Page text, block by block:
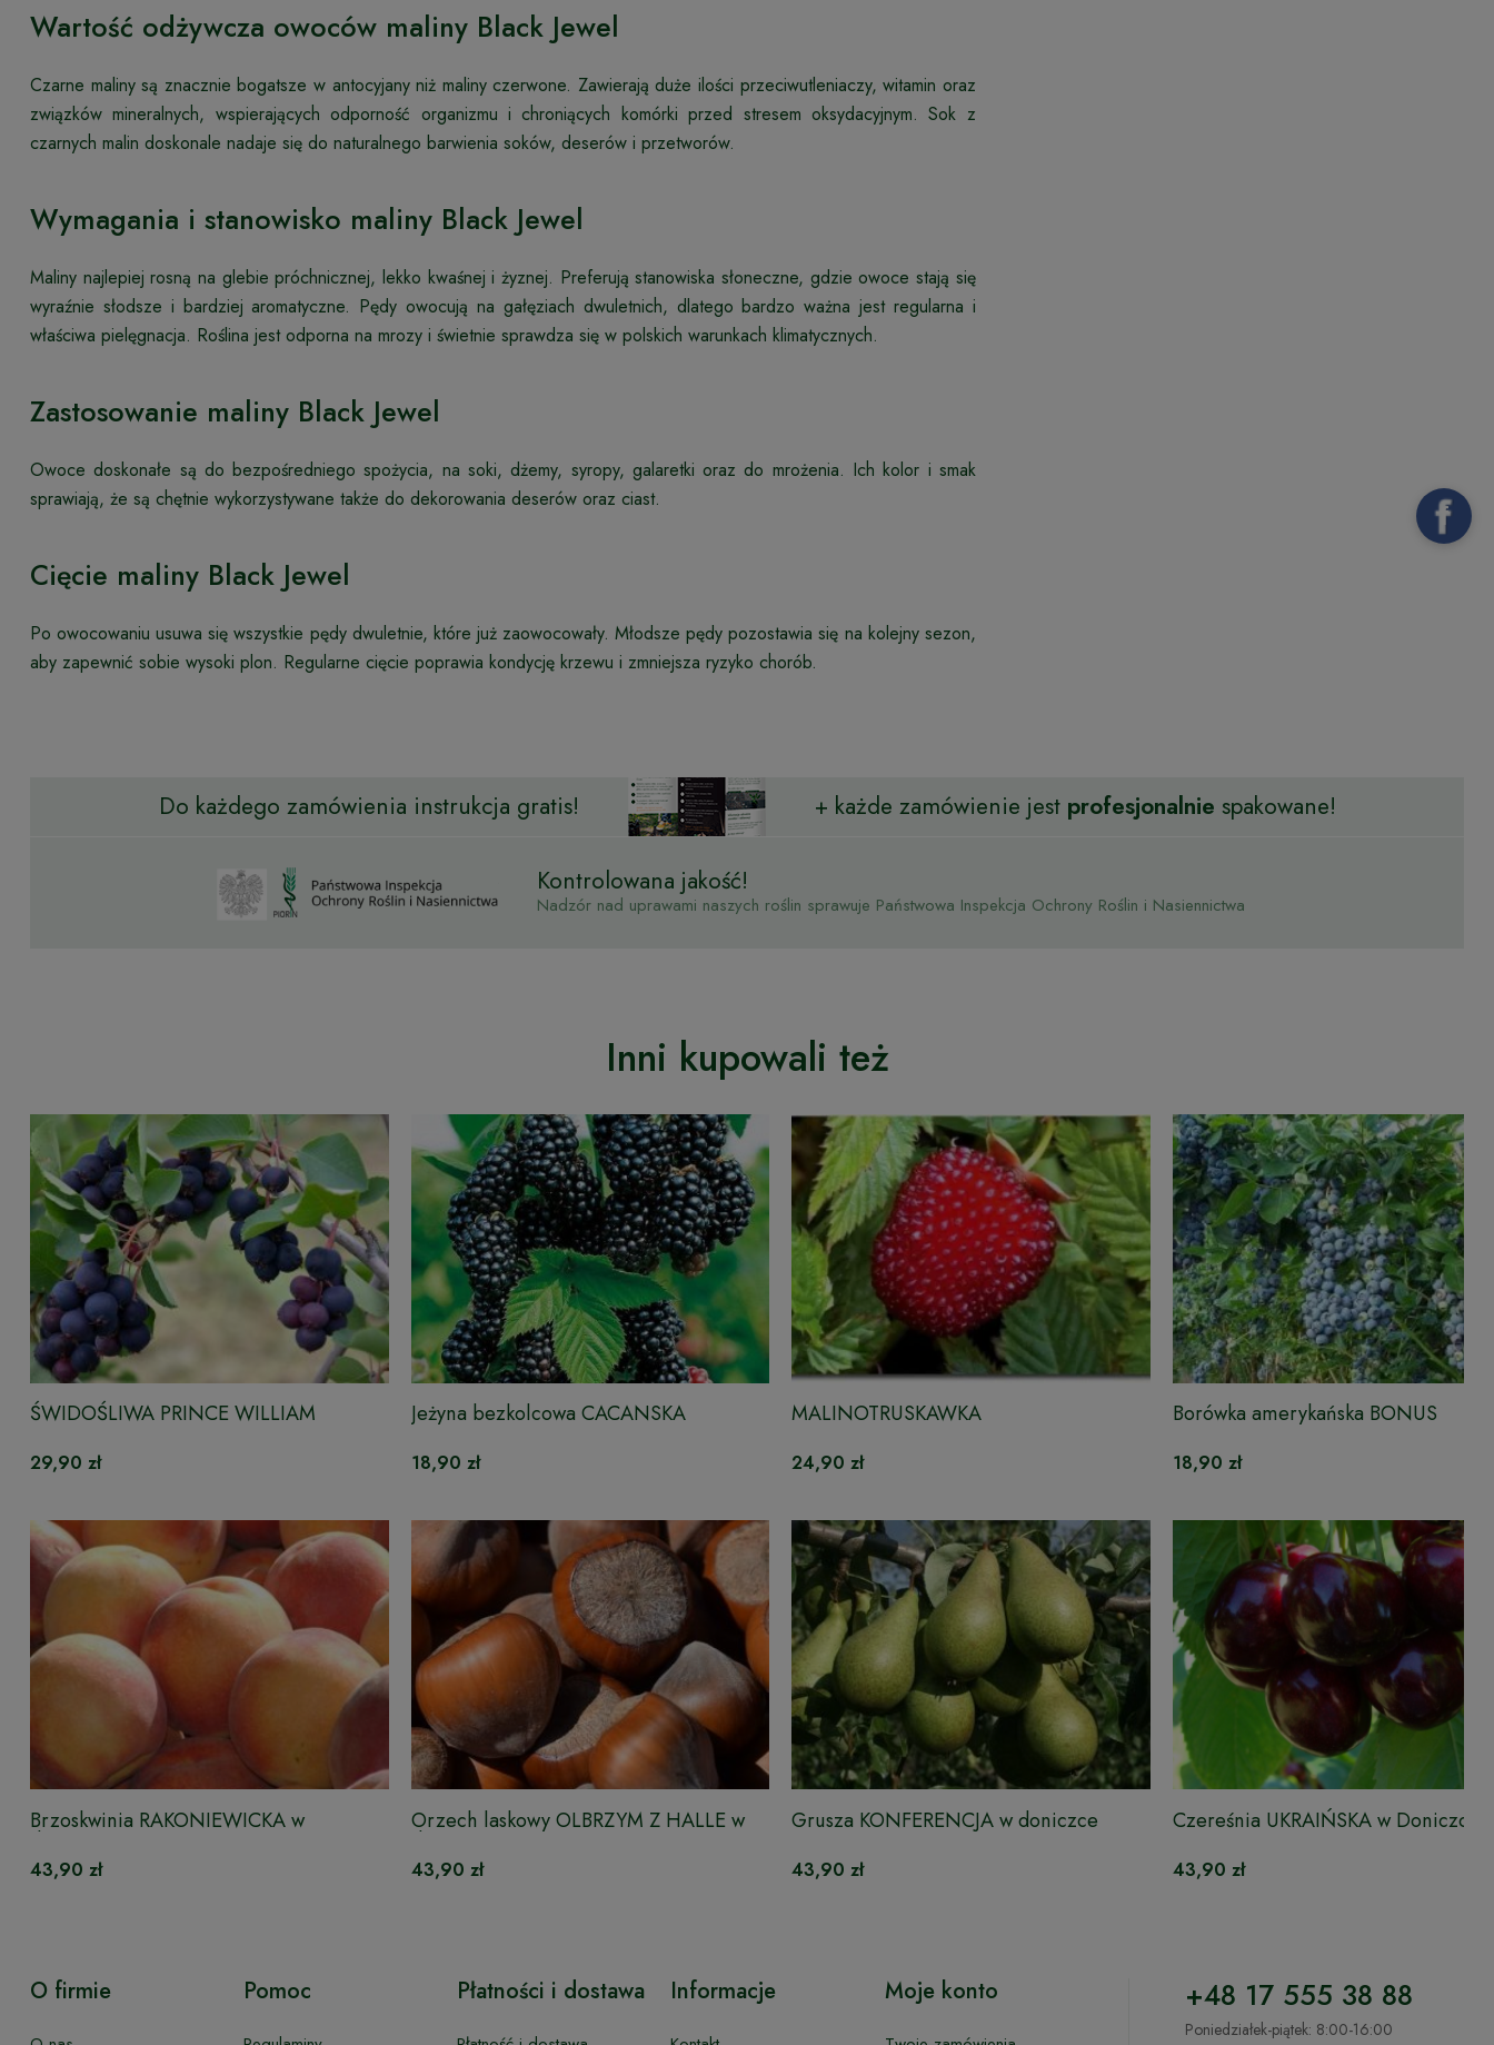
Wartość odżywcza owoców maliny Black Jewel
Czarne maliny są znacznie bogatsze w antocyjany niż maliny czerwone. Zawierają duże ilości przeciwutleniaczy, witamin oraz
związków mineralnych, wspierających odporność organizmu i chroniących komórki przed stresem oksydacyjnym. Sok z
czarnych malin doskonale nadaje się do naturalnego barwienia soków, deserów i przetworów.
Wymagania i stanowisko maliny Black Jewel
Maliny najlepiej rosną na glebie próchnicznej, lekko kwaśnej i żyznej. Preferują stanowiska słoneczne, gdzie owoce stają się
wyraźnie słodsze i bardziej aromatyczne. Pędy owocują na gałęziach dwuletnich, dlatego bardzo ważna jest regularna i
właściwa pielęgnacja. Roślina jest odporna na mrozy i świetnie sprawdza się w polskich warunkach klimatycznych.
Zastosowanie maliny Black Jewel
Owoce doskonałe są do bezpośredniego spożycia, na soki, dżemy, syropy, galaretki oraz do mrożenia. Ich kolor i smak
sprawiają, że są chętnie wykorzystywane także do dekorowania deserów oraz ciast.
Cięcie maliny Black Jewel
Po owocowaniu usuwa się wszystkie pędy dwuletnie, które już zaowocowały. Młodsze pędy pozostawia się na kolejny sezon,
aby zapewnić sobie wysoki plon. Regularne cięcie poprawia kondycję krzewu i zmniejsza ryzyko chorób.
Do każdego zamówienia instrukcja gratis! + każde zamówienie jest profesjonalnie spakowane!
Kontrolowana jakość!
Nadzór nad uprawami naszych roślin sprawuje Państwowa Inspekcja Ochrony Roślin i Nasiennictwa
Inni kupowali też
ŚWIDOŚLIWA PRINCE WILLIAM
29,90 zł
Jeżyna bezkolcowa CACANSKA
BESTRNA
18,90 zł
MALINOTRUSKAWKA
24,90 zł
Borówka amerykańska BONUS
18,90 zł
Brzoskwinia RAKONIEWICKA w
doniczce
43,90 zł
Orzech laskowy OLBRZYM Z HALLE w
doniczce
43,90 zł
Grusza KONFERENCJA w doniczce
43,90 zł
Czereśnia UKRAIŃSKA w Doniczce
43,90 zł
O firmie Pomoc Płatności i dostawa Informacje Moje konto +48 17 555 38 88
Poniedziałek-piątek: 8:00-16:00